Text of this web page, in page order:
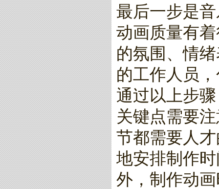
最后一步是
动画质量有
的氛围、情
的工作人员
通过以上步
关键点需要
节都需要人
地安排制作
外，制作动